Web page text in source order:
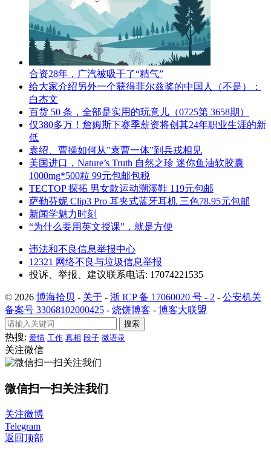
合资28年，广汽被吸干了“精气”
给大家介绍另外一个获得菲尔兹奖的中国人（不是）：
白杰文
百货 50 条，全部是实用的玩意儿（0725第 3658期）
仅380多万！詹姆斯下赛季薪资将创其24年职业生涯的新
低
袁绍、曹操如何从”袁曹一体”到兵戎相见
美国进口，Nature’s Truth 自然之珍 迷你鱼油软胶囊
1000mg*500粒 99元包邮包税
TECTOP 探拓 男女款运动溯溪鞋 119元包邮
萨勒芬妮 Clip3 Pro 耳夹式蓝牙耳机 三色78.95元包邮
新闻学魅力时刻
“为什么要用英文授课”，就是方便
违法和不良信息举报中心
12321 网络不良与垃圾信息举报
投诉、举报、建议联系电话: 17074221535
© 2026 博海拾贝 - 关于 - 浙 ICP 备 17060020 号 - 2 - 公安机关
备案号 33068102000425 - 烧饼博客 - 博客大联盟
搜索
热搜: 爱情 工作 真相 段子 微语录
关注微信
微信扫一扫关注我们
关注微博
Telegram
返回顶部